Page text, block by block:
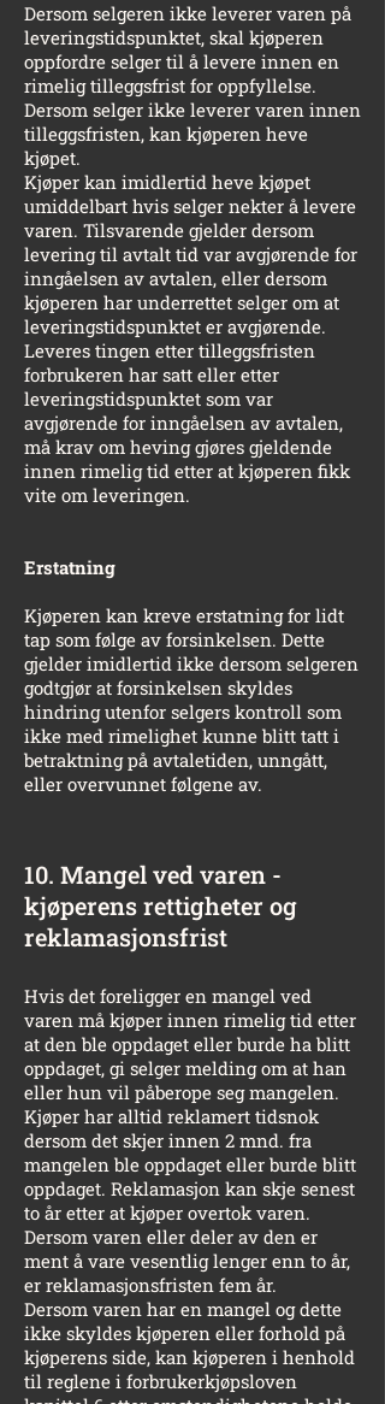
Dersom selgeren ikke leverer varen på
leveringstidspunktet, skal kjøperen
oppfordre selger til å levere innen en
rimelig tilleggsfrist for oppfyllelse.
Dersom selger ikke leverer varen innen
tilleggsfristen, kan kjøperen heve
kjøpet.
Kjøper kan imidlertid heve kjøpet
umiddelbart hvis selger nekter å levere
varen. Tilsvarende gjelder dersom
levering til avtalt tid var avgjørende for
inngåelsen av avtalen, eller dersom
kjøperen har underrettet selger om at
leveringstidspunktet er avgjørende.
Leveres tingen etter tilleggsfristen
forbrukeren har satt eller etter
leveringstidspunktet som var
avgjørende for inngåelsen av avtalen,
må krav om heving gjøres gjeldende
innen rimelig tid etter at kjøperen fikk
vite om leveringen.
Erstatning
Kjøperen kan kreve erstatning for lidt
tap som følge av forsinkelsen. Dette
gjelder imidlertid ikke dersom selgeren
godtgjør at forsinkelsen skyldes
hindring utenfor selgers kontroll som
ikke med rimelighet kunne blitt tatt i
betraktning på avtaletiden, unngått,
eller overvunnet følgene av.
10. Mangel ved varen -
kjøperens rettigheter og
reklamasjonsfrist
Hvis det foreligger en mangel ved
varen må kjøper innen rimelig tid etter
at den ble oppdaget eller burde ha blitt
oppdaget, gi selger melding om at han
eller hun vil påberope seg mangelen.
Kjøper har alltid reklamert tidsnok
dersom det skjer innen 2 mnd. fra
mangelen ble oppdaget eller burde blitt
oppdaget. Reklamasjon kan skje senest
to år etter at kjøper overtok varen.
Dersom varen eller deler av den er
ment å vare vesentlig lenger enn to år,
er reklamasjonsfristen fem år.
Dersom varen har en mangel og dette
ikke skyldes kjøperen eller forhold på
kjøperens side, kan kjøperen i henhold
til reglene i forbrukerkjøpsloven